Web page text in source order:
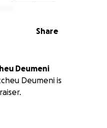
Share
Deumeni
Deumeni is